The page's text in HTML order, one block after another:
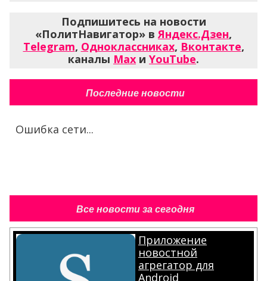
Подпишитесь на новости
«ПолитНавигатор» вЯндекс.Дзен,
Telegram, Одноклассниках, Вконтакте,
каналы Max и YouTube.
Последние новости
Ошибка сети...
Все новости за сегодня
Приложение
новостной
агрегатор для
Android